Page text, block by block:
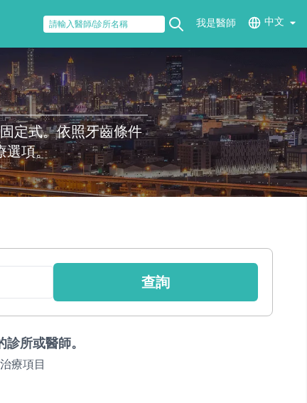
我是醫師 中文
定式。依照牙齒條件
選項。
查詢
所或醫師。
療項目